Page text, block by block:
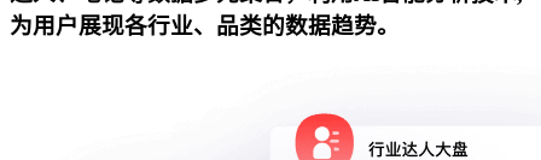
为用户展现各行业、品类的数据趋势。